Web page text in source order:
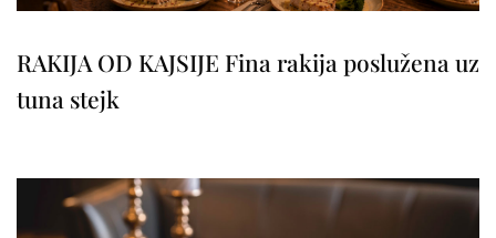
RAKIJA OD KAJSIJE Fina rakija poslužena uz
tuna stejk